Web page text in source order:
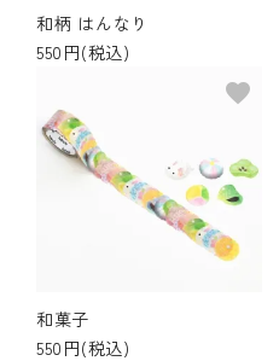
和柄 はんなり
550円(税込)
和菓子
550円(税込)
favorite